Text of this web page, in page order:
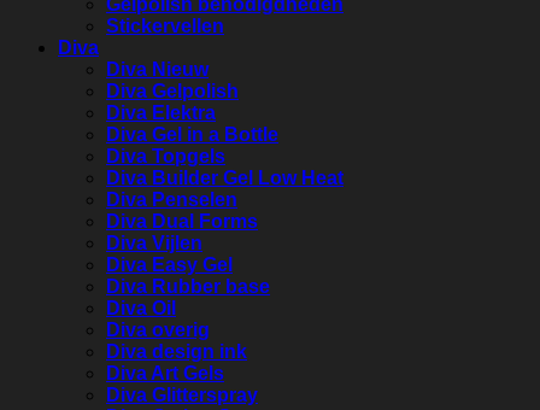
Gelpolish benodigdheden
Stickervellen
Diva
Diva Nieuw
Diva Gelpolish
Diva Elektra
Diva Gel in a Bottle
Diva Topgels
Diva Builder Gel Low Heat
Diva Penselen
Diva Dual Forms
Diva Vijlen
Diva Easy Gel
Diva Rubber base
Diva Oil
Diva overig
Diva design ink
Diva Art Gels
Diva Glitterspray